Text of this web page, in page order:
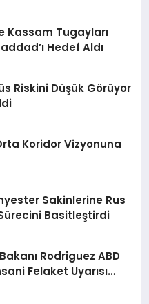
Kassam Tugayları
Hedef Aldı
Riskini Düşük Görüyor
Koridor Vizyonuna
Sakinlerine Rus
Basitleştirdi
Rodriguez ABD
Felaket Uyarısı